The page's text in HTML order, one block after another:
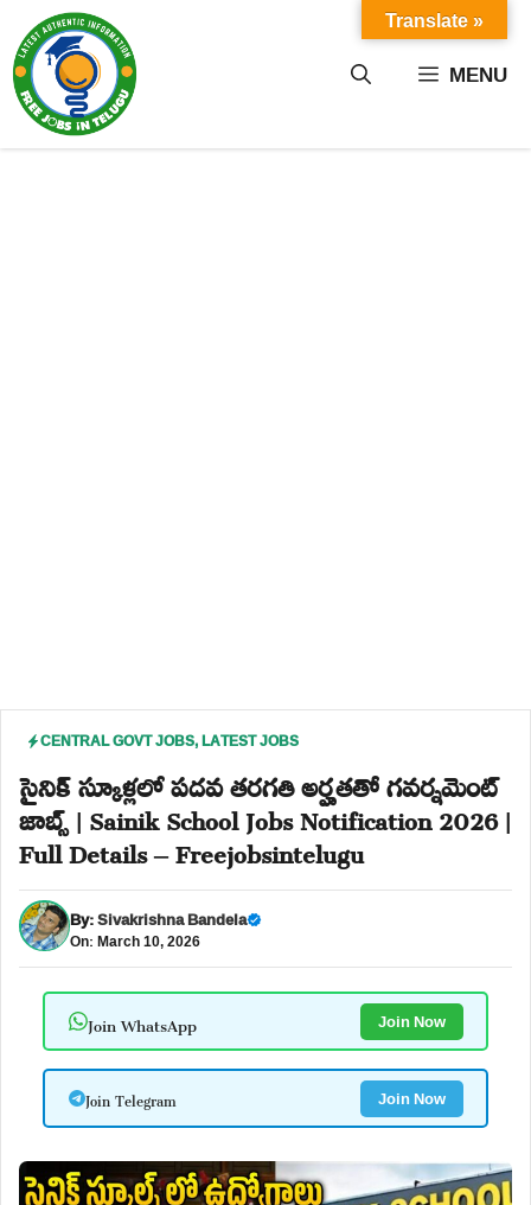
content MENU
CENTRAL GOVT JOBS,LATEST JOBS
సైనిక్ స్కూళ్లలో పదవ తరగతి అర్హతతో గవర్నమెంట్
జాబ్స్ | Sainik School Jobs Notification 2026 |
Full Details – Freejobsintelugu
By:Sivakrishna Bandela
On: March 10, 2026
Join WhatsApp Join Now
Join Telegram Join Now
Translate »